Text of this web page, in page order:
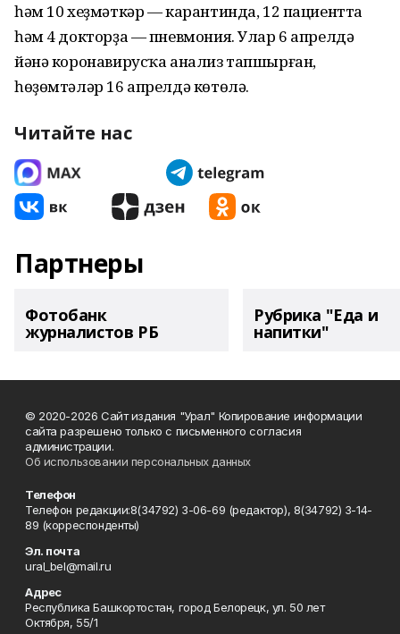
һәм 10 хеҙмәткәр — карантинда, 12 пациентта
һәм 4 докторҙа — пневмония. Улар 6 апрелдә
йәнә коронавирусҡа анализ тапшырған,
һөҙөмтәләр 16 апрелдә көтөлә.
Читайте нас
Партнеры
Фотобанк
журналистов РБ
Рубрика "Еда и
напитки"
© 2020-2026 Сайт издания "Урал" Копирование информации
сайта разрешено только с письменного согласия
администрации.
Об использовании персональных данных
Телефон
Телефон редакции:8(34792) 3-06-69 (редактор), 8(34792) 3-14-
89 (корреспонденты)
Эл. почта
ural_bel@mail.ru
Адрес
Республика Башкортостан, город Белорецк, ул. 50 лет
Октября, 55/1